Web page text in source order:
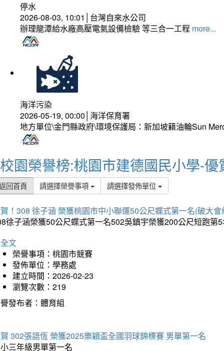
停水
2026-08-03, 10:01│台灣自來水公司
辦理龍潭給水廠高壓電氣設備檢驗 等三合一工程 more...
海洋污染
2026-05-19, 00:00│海洋保育署
地方單位\金門縣政府\環境保護局：新加坡籍油輪Sun
校園榮譽榜:桃園市建德國民小學-優
回首頁 請選擇榮譽事項 請選擇發佈單位
！308 徐子涵 榮獲桃園市中小聯運50公尺蝶式第一名(破大會
徐子涵榮獲50公尺蝶式第一名502吳鎮宇榮獲200公尺短跑
文
榮譽事項：桃園市競賽
發佈單位：學務處
建立時間：2026-02-23
瀏覽次數：219
發布者：體育組
302張語恆 榮獲2025樂穎盃全國羽球錦標賽 男單第一名
三年級男單第一名